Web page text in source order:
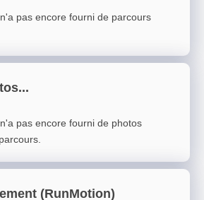
pas encore fourni de parcours
pas encore fourni de photos
(RunMotion)